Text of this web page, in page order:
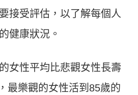
接受評估，以了解每個人
健康狀況。
女性平均比悲觀女性長壽
最樂觀的女性活到85歲的